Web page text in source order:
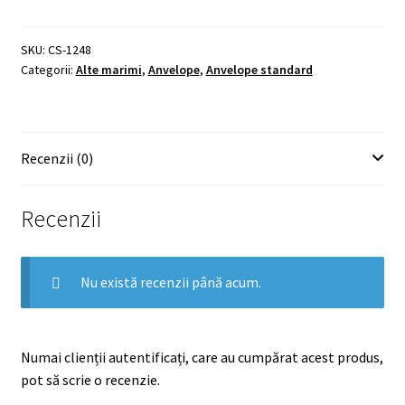
28c
SKU: CS-1248
Categorii: Alte marimi, Anvelope, Anvelope standard
Recenzii (0)
Recenzii
Nu există recenzii până acum.
Numai clienții autentificați, care au cumpărat acest produs,
pot să scrie o recenzie.